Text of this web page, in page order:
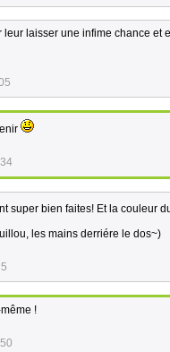
leur laisser une infime chance
super bien faites! Et la couleur
les mains derriére le dos~)
!